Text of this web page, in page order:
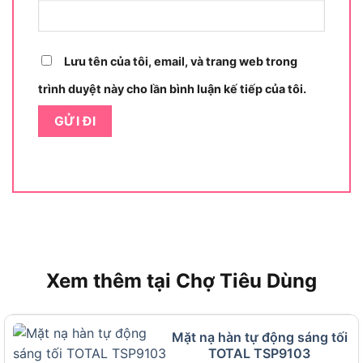
INGCO HHWM102
Lưu tên của tôi, email, và trang web trong
trình duyệt này cho lần bình luận kế tiếp của tôi.
Xem thêm tại Chợ Tiêu Dùng
Mặt nạ hàn tự động sáng tối
TOTAL TSP9103